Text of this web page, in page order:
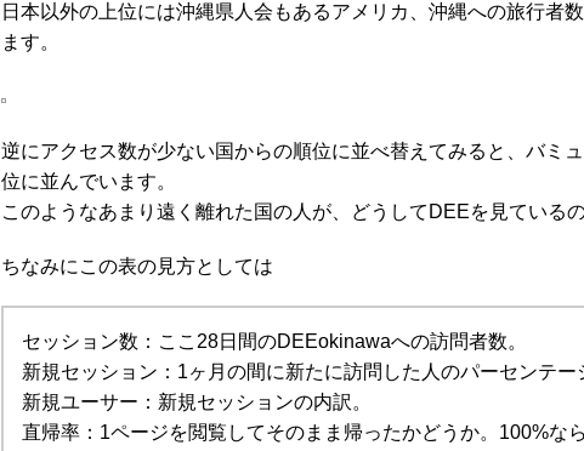
日本以外の上位には沖縄県人会もあるアメリカ、沖縄への旅行者
ます。
逆にアクセス数が少ない国からの順位に並べ替えてみると、バミ
位に並んでいます。
このようなあまり遠く離れた国の人が、どうしてDEEを見ている
ちなみにこの表の見方としては
セッション数：ここ28日間のDEEokinawaへの訪問者数。
新規セッション：1ヶ月の間に新たに訪問した人のパーセンテー
新規ユーサー：新規セッションの内訳。
直帰率：1ページを閲覧してそのまま帰ったかどうか。100%な